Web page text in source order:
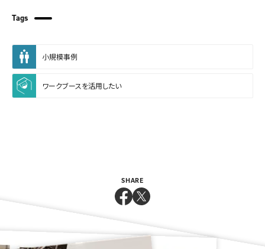
Tags
小規模事例
ワークブースを活用したい
SHARE